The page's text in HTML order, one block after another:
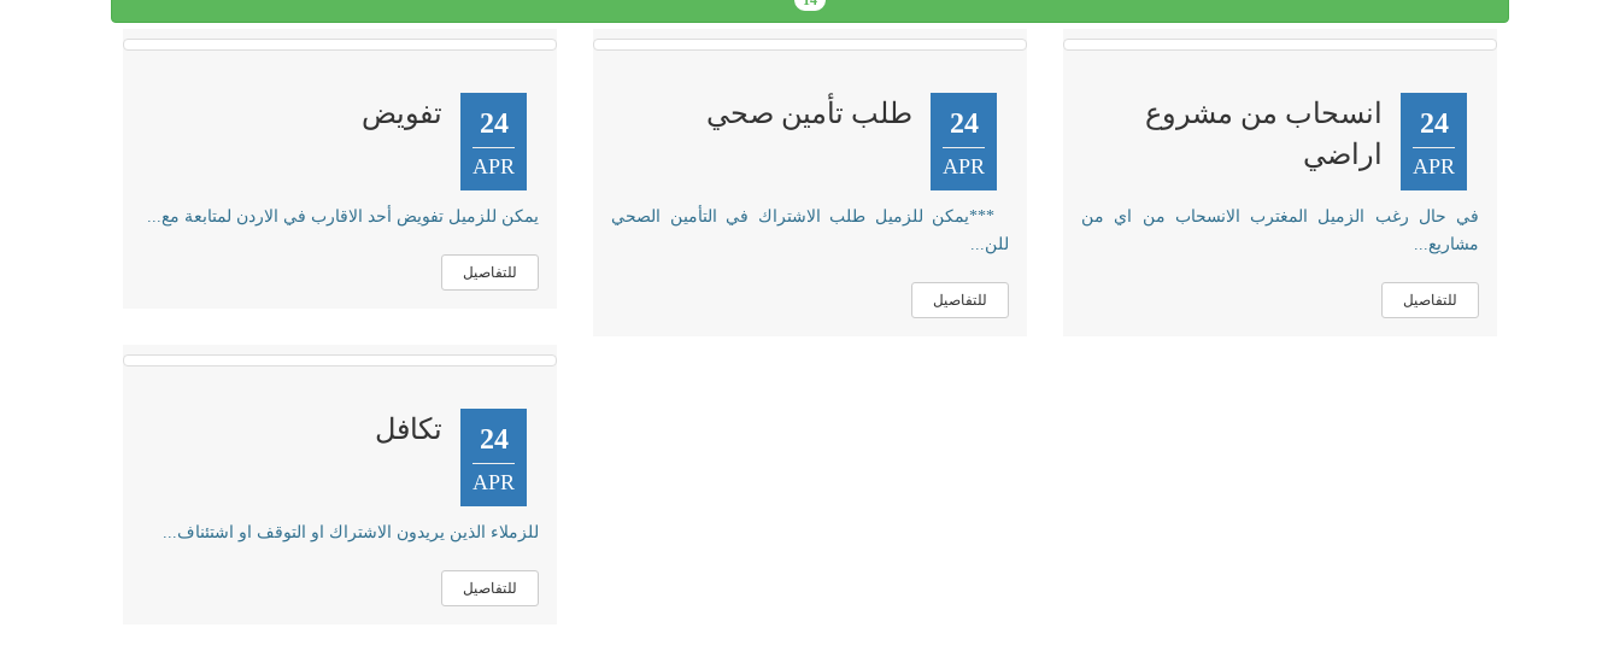
24
APR
انسحاب من مشروع
اراضي
في حال رغب الزميل المغترب الانسحاب من اي من
مشاريع...
للتفاصيل
24
APR
طلب تأمين صحي
***يمكن للزميل طلب الاشتراك في التأمين الصحي
للن...
للتفاصيل
24
APR
تفويض
يمكن للزميل تفويض أحد الاقارب في الاردن لمتابعة مع...
للتفاصيل
24
APR
تكافل
للزملاء الذين يريدون الاشتراك او التوقف او اشتئناف...
للتفاصيل